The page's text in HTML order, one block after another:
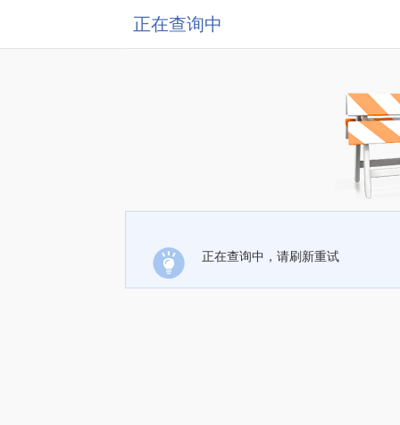
正在查询中
正在查询中，请刷新重试